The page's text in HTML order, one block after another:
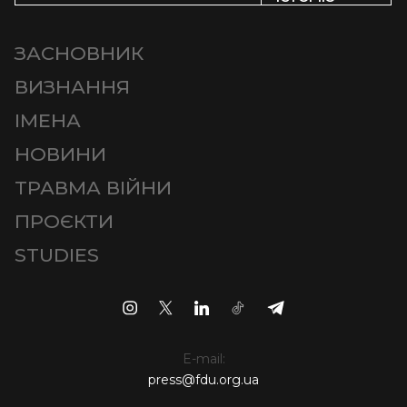
ЗАСНОВНИК
ВИЗНАННЯ
ІМЕНА
НОВИНИ
ТРАВМА ВІЙНИ
ПРОЄКТИ
STUDIES
E-mail:
press@fdu.org.ua